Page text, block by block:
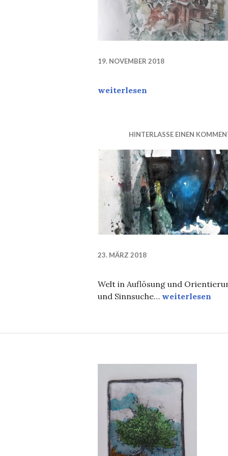
19. NOVEMBER 2018
Work is done. Titel: „Von der
weiterlesen
HINTERLASSE EINEN
23. MÄRZ 2018
Welt in Auflösung und
und Sinnsuche… Rock`nRoll in
weiterlesen